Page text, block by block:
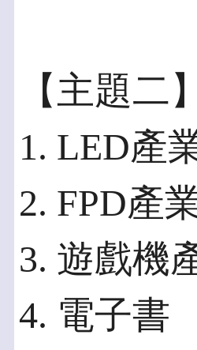
【主題二】
1. LED產
2. FPD產
3. 遊戲機
4. 電子書